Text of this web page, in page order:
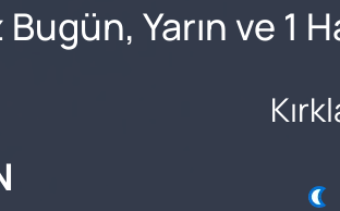
Yarın ve 1